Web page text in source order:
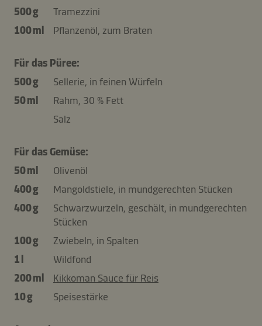
500 g
Tramezzini
100 ml
Pflanzenöl, zum Braten
Für das Püree:
500 g
Sellerie, in feinen Würfeln
50 ml
Rahm, 30 % Fett
Salz
Für das Gemüse:
50 ml
Olivenöl
400 g
Mangoldstiele, in mundgerechten Stücken
400 g
Schwarzwurzeln, geschält, in mundgerechten
Stücken
100 g
Zwiebeln, in Spalten
1 l
Wildfond
200 ml
Kikkoman Sauce für Reis
10 g
Speisestärke